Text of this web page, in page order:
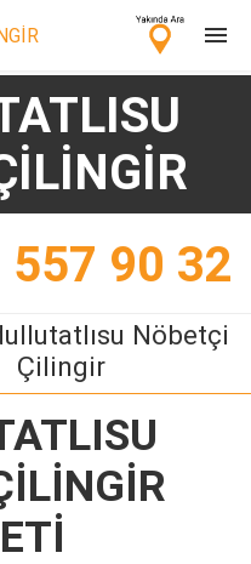
557 90 32
Nöbetçi
Çilingir